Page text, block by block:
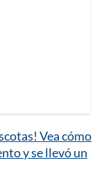
Vea cómo
y se llevó un